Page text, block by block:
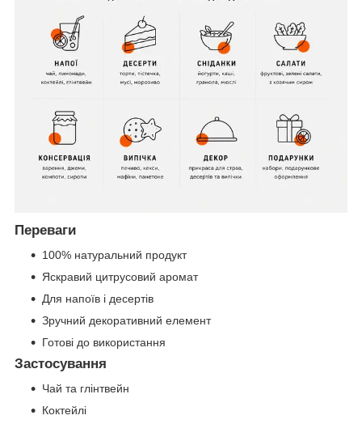
Переваги
100% натуральний продукт
Яскравий цитрусовий аромат
Для напоїв і десертів
Зручний декоративний елемент
Готові до використання
Застосування
Чай та глінтвейн
Коктейлі